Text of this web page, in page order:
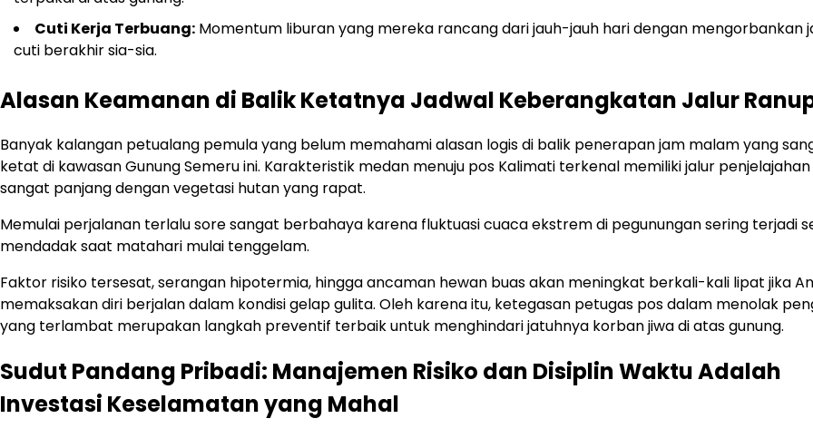
Cuti Kerja Terbuang: Momentum liburan yang mereka rancang dari jauh-jauh hari dengan mengorbankan
cuti berakhir sia-sia.
Alasan Keamanan di Balik Ketatnya Jadwal Keberangkatan Jalur
Banyak kalangan petualang pemula yang belum memahami alasan logis di balik penerapan jam malam yang
ketat di kawasan Gunung Semeru ini. Karakteristik medan menuju pos Kalimati terkenal memiliki jalur
sangat panjang dengan vegetasi hutan yang rapat.
Memulai perjalanan terlalu sore sangat berbahaya karena fluktuasi cuaca ekstrem di pegunungan sering terjadi
mendadak saat matahari mulai tenggelam.
Faktor risiko tersesat, serangan hipotermia, hingga ancaman hewan buas akan meningkat berkali-kali lipat jika
memaksakan diri berjalan dalam kondisi gelap gulita. Oleh karena itu, ketegasan petugas pos dalam menolak
yang terlambat merupakan langkah preventif terbaik untuk menghindari jatuhnya korban jiwa di atas gunung.
Sudut Pandang Pribadi: Manajemen Risiko dan Disiplin Waktu Adalah
Investasi Keselamatan yang Mahal